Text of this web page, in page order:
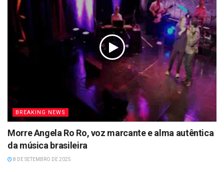
BREAKING NEWS
Morre Angela Ro Ro, voz marcante e alma autêntica
da música brasileira
8 DE SETEMBRO DE 2025